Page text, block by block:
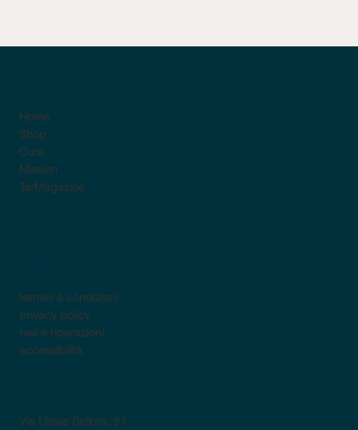
Home
Shop
Cura
Mission
TarMagazine
termini e condizioni
privacy policy
resi e riparazioni
accessibilità
Via Ulisse Bellora, 91